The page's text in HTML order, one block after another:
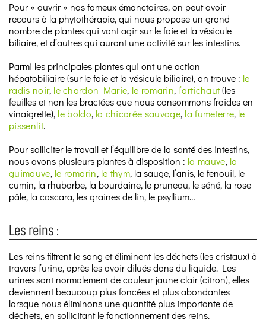
Pour « ouvrir » nos fameux émonctoires, on peut avoir
recours à la phytothérapie, qui nous propose un grand
nombre de plantes qui vont agir sur le foie et la vésicule
biliaire, et d’autres qui auront une activité sur les intestins.
Parmi les principales plantes qui ont une action
hépatobiliaire (sur le foie et la vésicule biliaire), on trouve : le
radis noir, le chardon Marie, le romarin, l’artichaut(les
feuilles et non les bractées que nous consommons froides en
vinaigrette), le boldo, la chicorée sauvage,la fumeterre, le
pissenlit.
Pour solliciter le travail et l’équilibre de la santé des intestins,
nous avons plusieurs plantes à disposition : la mauve, la
guimauve, le romarin, le thym, la sauge, l’anis, le fenouil, le
cumin, la rhubarbe, la bourdaine, le pruneau, le séné, la rose
pâle, la cascara, les graines de lin, le psyllium…
Les reins :
Les reins filtrent le sang et éliminent les déchets (les cristaux) à
travers l’urine, après les avoir dilués dans du liquide. Les
urines sont normalement de couleur jaune clair (citron), elles
deviennent beaucoup plus foncées et plus abondantes
lorsque nous éliminons une quantité plus importante de
déchets, en sollicitant le fonctionnement des reins.